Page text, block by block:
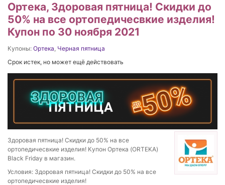
Ортека, Здоровая пятница! Скидки до
50% на все ортопедичесвкие изделия!
Купон по 30 ноября 2021
Купоны: Ортека, Черная пятница
Срок истек, но может ещё действовать
Здоровая пятница! Скидки до 50% на все
ортопедичесвкие изделия! Купон Ортека (ORTEKA)
Black Friday в магазин.
Условия: Здоровая пятница! Скидки до 50% на все
ортопедичесвкие изделия!